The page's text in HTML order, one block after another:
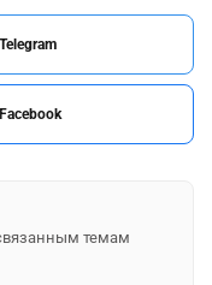
Telegram
Facebook
темам